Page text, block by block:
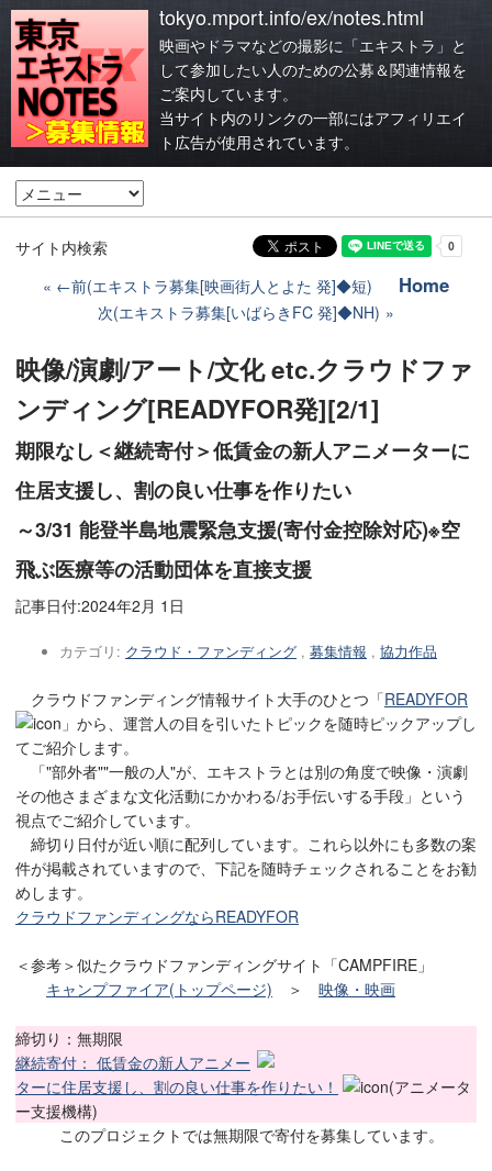
tokyo.mport.info/ex/notes.html
映画やドラマなどの撮影に「エキストラ」と
して参加したい人のための公募＆関連情報を
ご案内しています。
当サイト内のリンクの一部にはアフィリエイ
ト広告が使用されています。
サイト内検索
←前(エキストラ募集[映画街人とよた 発]◆短)
Home
次(エキストラ募集[いばらきFC 発]◆NH)
映像/演劇/アート/文化 etc.クラウドファ
ンディング[READYFOR発][2/1]
期限なし＜継続寄付＞低賃金の新人アニメーターに
住居支援し、割の良い仕事を作りたい
～3/31 能登半島地震緊急支援(寄付金控除対応)※空
飛ぶ医療等の活動団体を直接支援
記事日付:2024年2月 1日
カテゴリ: クラウド・ファンディング , 募集情報 , 協力作品
クラウドファンディング情報サイト大手のひとつ「READYFOR
」から、運営人の目を引いたトピックを随時ピックアップし
てご紹介します。
「"部外者""一般の人"が、エキストラとは別の角度で映像・演劇
その他さまざまな文化活動にかかわる/お手伝いする手段」という
視点でご紹介しています。
締切り日付が近い順に配列しています。これら以外にも多数の案
件が掲載されていますので、下記を随時チェックされることをお勧
めします。
クラウドファンディングならREADYFOR
＜参考＞似たクラウドファンディングサイト「CAMPFIRE」
キャンプファイア(トップページ) ＞ 映像・映画
締切り：無期限
継続寄付： 低賃金の新人アニメー
ターに住居支援し、割の良い仕事を作りたい！
(アニメータ
ー支援機構)
このプロジェクトでは無期限で寄付を募集しています。